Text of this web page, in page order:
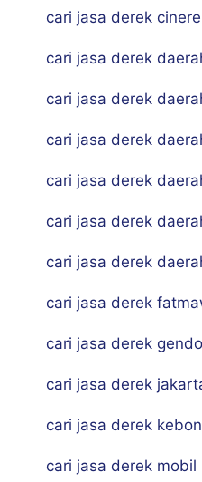
cari jasa derek cinere
cari jasa derek
cari jasa derek
cari jasa derek
cari jasa derek
cari jasa derek
cari jasa derek
cari jasa derek
cari jasa derek
cari jasa derek
cari jasa derek
cari jasa derek